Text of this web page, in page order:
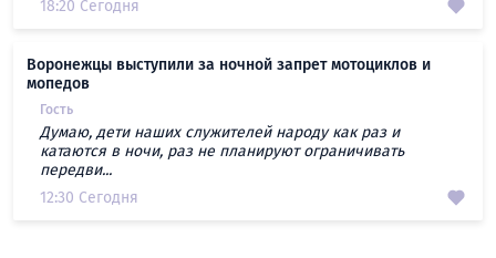
18:20 Сегодня
Воронежцы выступили за ночной запрет мотоциклов и
мопедов
Гость
Думаю, дети наших служителей народу как раз и
катаются в ночи, раз не планируют ограничивать
передви...
12:30 Сегодня